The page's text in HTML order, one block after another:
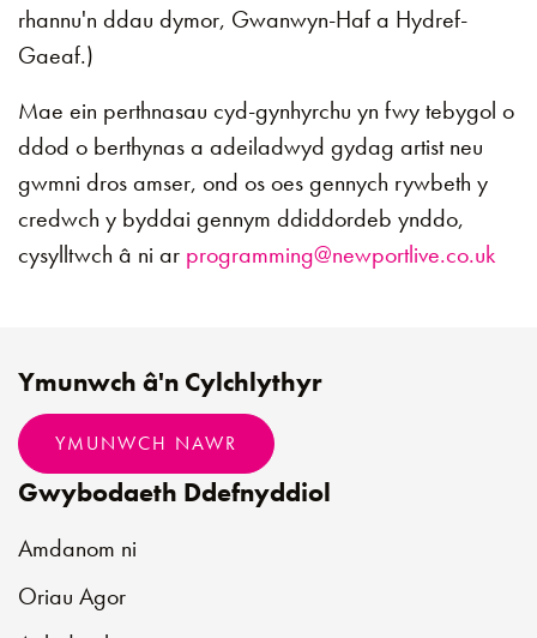
rhannu'n ddau dymor, Gwanwyn-Haf a Hydref-
Gaeaf.)
Mae ein perthnasau cyd-gynhyrchu yn fwy tebygol o
ddod o berthynas a adeiladwyd gydag artist neu
gwmni dros amser, ond os oes gennych rywbeth y
credwch y byddai gennym ddiddordeb ynddo,
cysylltwch â ni ar programming@newportlive.co.uk
Gwybodaeth Ddefnyddiol
Amdanom ni
Oriau Agor
Ymunwch â'n Cylchlythyr
YMUNWCH NAWR